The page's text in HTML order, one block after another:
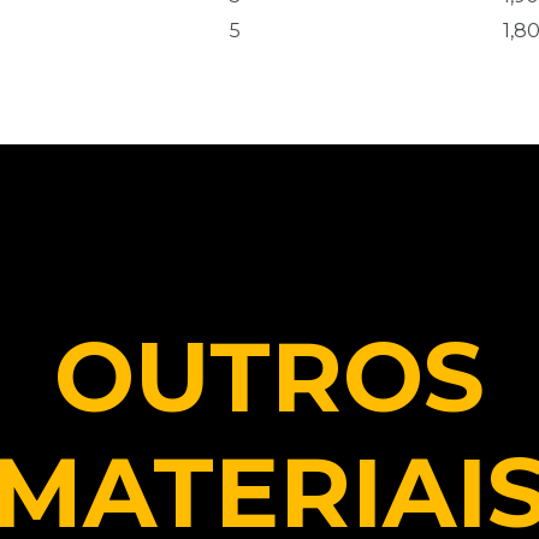
5 1,80
OUTROS